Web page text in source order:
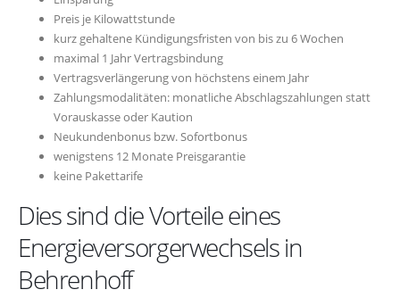
Preis je Kilowattstunde
kurz gehaltene Kündigungsfristen von bis zu 6 Wochen
maximal 1 Jahr Vertragsbindung
Vertragsverlängerung von höchstens einem Jahr
Zahlungsmodalitäten: monatliche Abschlagszahlungen statt
Vorauskasse oder Kaution
Neukundenbonus bzw. Sofortbonus
wenigstens 12 Monate Preisgarantie
keine Pakettarife
Dies sind die Vorteile eines
Energieversorgerwechsels in
Behrenhoff